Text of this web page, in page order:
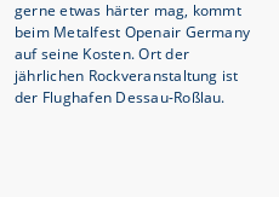
gerne etwas härter mag, kommt
beim Metalfest Openair Germany
auf seine Kosten. Ort der
jährlichen Rockveranstaltung ist
der Flughafen Dessau-Roßlau.